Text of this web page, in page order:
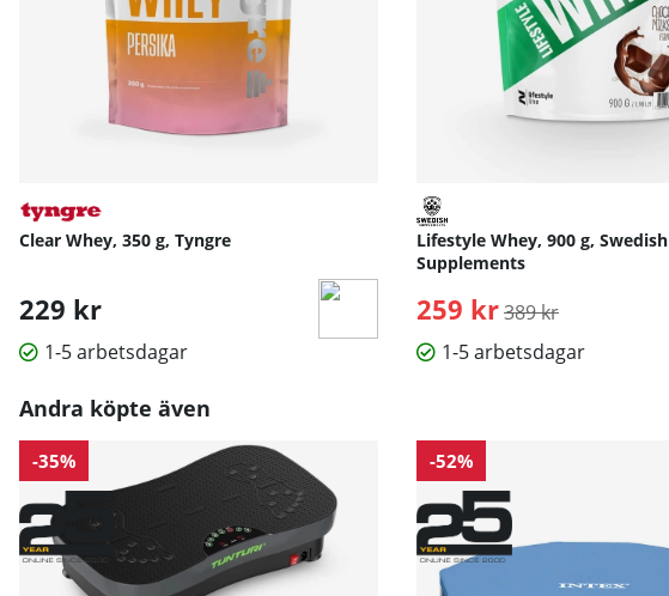
Clear Whey, 350 g, Tyngre
229 kr
1-5 arbetsdagar
Lifestyle Whey, 900 g, Swedish
Supplements
259 kr Ordinarie pris:
389 kr
1-5 arbetsdagar
Andra köpte även
-35% -52%